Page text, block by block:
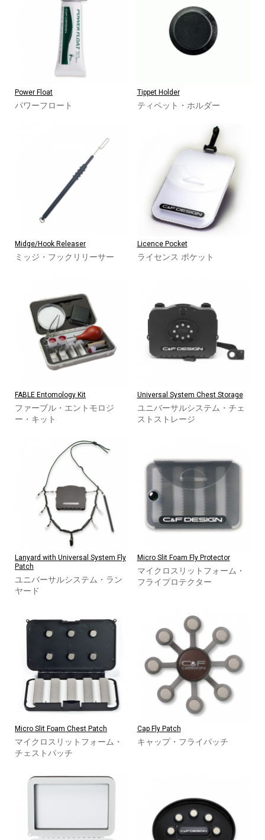
Power Float
パワーフロート
Tippet Holder
ティペット・ホルダー
Midge/Hook Releaser
ミッジ・フックリリーサー
Licence Pocket
ライセンス ポケット
FABLE Entomology Kit
ファーブル・エントモロジ
ー・キット
Universal System Chest Storage
ユニバーサルシステム・チェ
ストストレージ
Lanyard with Universal System Fly
Patch
ユニバーサルシステム・ラン
ヤード
Micro Slit Foam Fly Protector
マイクロスリットフォーム・
フライプロテクター
Micro Slit Foam Chest Patch
マイクロスリットフォーム・
チェストパッチ
Cap Fly Patch
キャップ・フライパッチ